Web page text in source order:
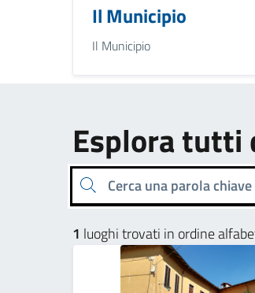
Il Municipio
Il Municipio
Esplora
Cerca una parola chiave
1 luoghi trovati in ordine